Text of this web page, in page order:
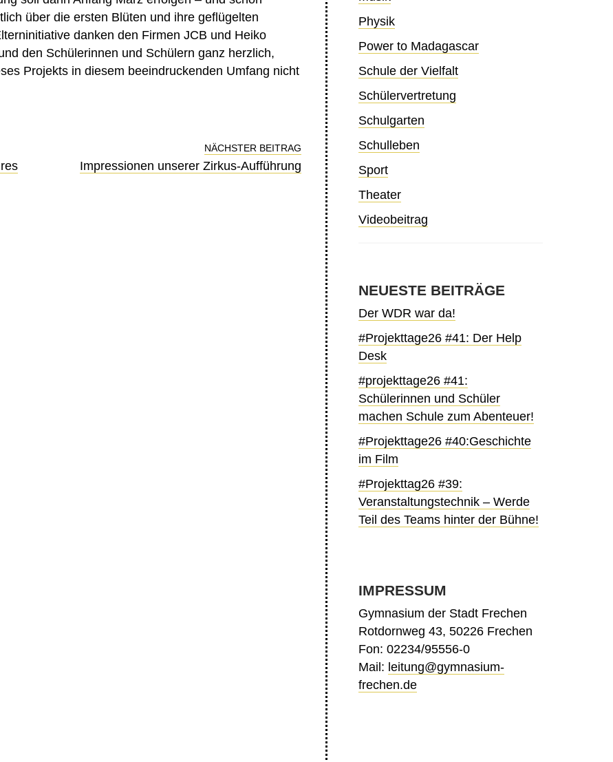
über die ersten Blüten und ihre geflügelten
danken den Firmen JCB und Heiko
den Schülerinnen und Schülern ganz herzlich,
Projekts in diesem beeindruckenden Umfang nicht
NÄCHSTER BEITRAG
Impressionen unserer Zirkus-Aufführung
Physik
Power to Madagascar
Schule der Vielfalt
Schülervertretung
Schulgarten
Schulleben
Sport
Theater
Videobeitrag
NEUESTE BEITRÄGE
Der WDR war da!
#Projekttage26 #41: Der Help
Desk
#projekttage26 #41:
Schülerinnen und Schüler
machen Schule zum Abenteuer!
#Projekttage26 #40:Geschichte
im Film
#Projekttag26 #39:
Veranstaltungstechnik – Werde
Teil des Teams hinter der Bühne!
IMPRESSUM
Gymnasium der Stadt Frechen
Rotdornweg 43, 50226 Frechen
Fon: 02234/95556-0
Mail: leitung@gymnasium-
frechen.de